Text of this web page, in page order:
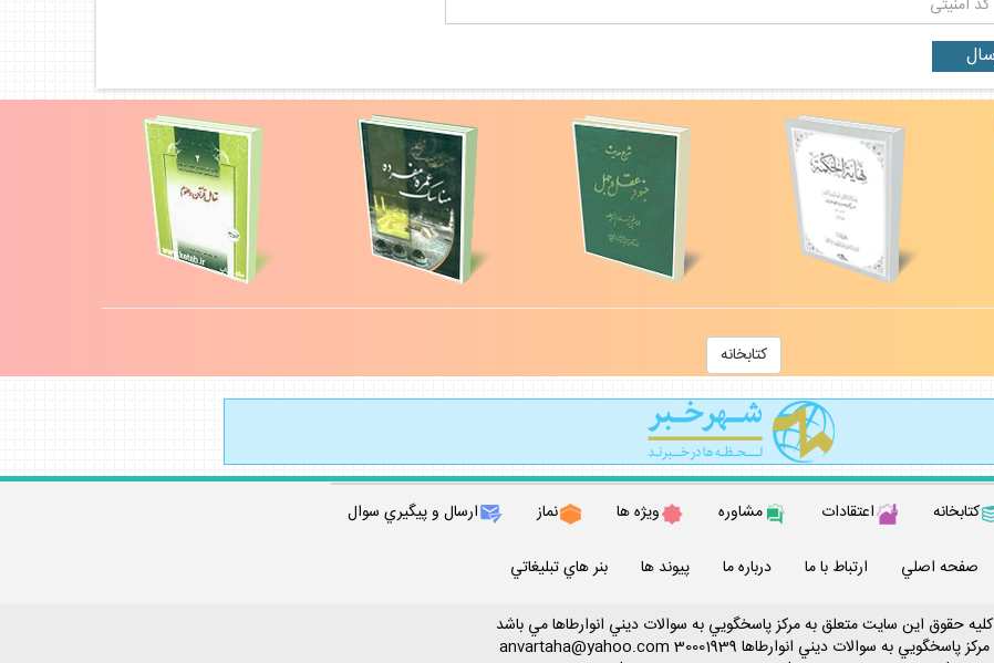
كتابخانه
كتابخانه اعتقادات مشاوره ويژه ها نماز ارسال و پيگيري سوال
صفحه اصلي ارتباط با ما درباره ما پيوند ها بنر هاي تبليغاتي
كليه حقوق اين سايت متعلق به مركز پاسخگويي به سوالات ديني انوارطاها مي باشد
مركز پاسخگويي به سوالات ديني انوارطاها 30001939
anvartaha@yahoo.com